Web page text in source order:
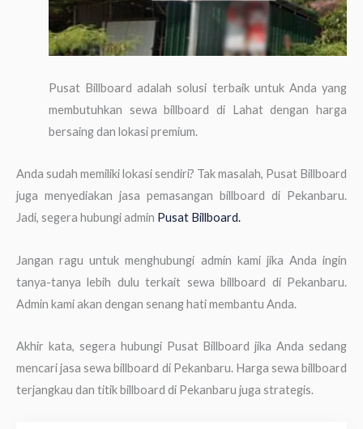
Pusat Billboard adalah solusi terbaik untuk Anda yang
membutuhkan sewa billboard di Lahat dengan harga
bersaing dan lokasi premium.
Anda sudah memiliki lokasi sendiri? Tak masalah, Pusat Billboard
juga menyediakan jasa pemasangan billboard di Pekanbaru.
Jadi, segera hubungi admin Pusat Billboard.
Jangan ragu untuk menghubungi admin kami jika Anda ingin
tanya-tanya lebih dulu terkait sewa billboard di Pekanbaru.
Admin kami akan dengan senang hati membantu Anda.
Akhir kata, segera hubungi Pusat Billboard jika Anda sedang
mencari jasa sewa billboard di Pekanbaru. Harga sewa billboard
terjangkau dan titik billboard di Pekanbaru juga strategis.